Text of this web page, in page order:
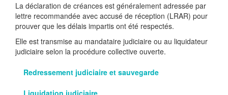
La déclaration de créances est généralement adressée par
lettre recommandée avec accusé de réception (LRAR) pour
prouver que les délais impartis ont été respectés.
Elle est transmise au mandataire judiciaire ou au liquidateur
judiciaire selon la procédure collective ouverte.
Redressement judiciaire et sauvegarde
Liquidation judiciaire